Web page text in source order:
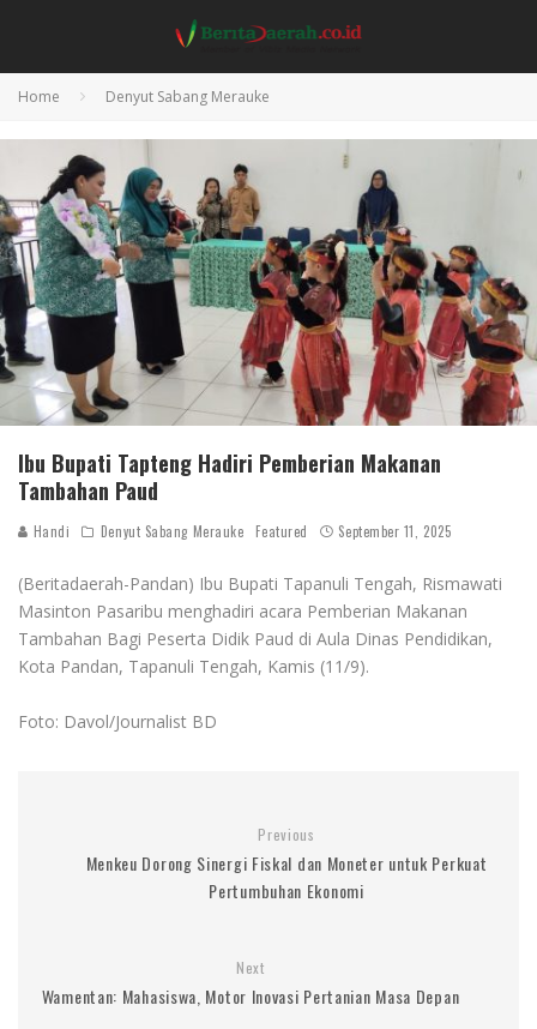
Home Denyut Sabang Merauke
Ibu Bupati Tapteng Hadiri Pemberian Makanan
Tambahan Paud
Handi Denyut Sabang Merauke Featured September 11, 2025
(Beritadaerah-Pandan) Ibu Bupati Tapanuli Tengah, Rismawati
Masinton Pasaribu menghadiri acara Pemberian Makanan
Tambahan Bagi Peserta Didik Paud di Aula Dinas Pendidikan,
Kota Pandan, Tapanuli Tengah, Kamis (11/9).
Foto: Davol/Journalist BD
Previous
Menkeu Dorong Sinergi Fiskal dan Moneter untuk Perkuat
Pertumbuhan Ekonomi
Next
Wamentan: Mahasiswa, Motor Inovasi Pertanian Masa Depan